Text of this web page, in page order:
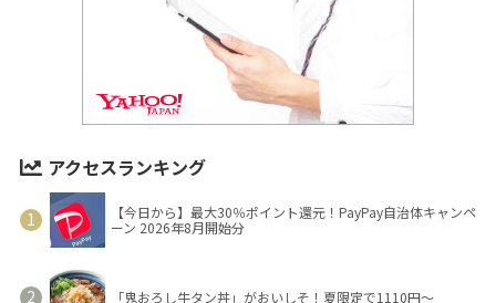
アクセスランキング
【今日から】最大30％ポイント還元！PayPay自治体キャンペ
ーン 2026年8月開始分
「鬼おろし牛タン丼」がおいしそ！夏限定で1110円～